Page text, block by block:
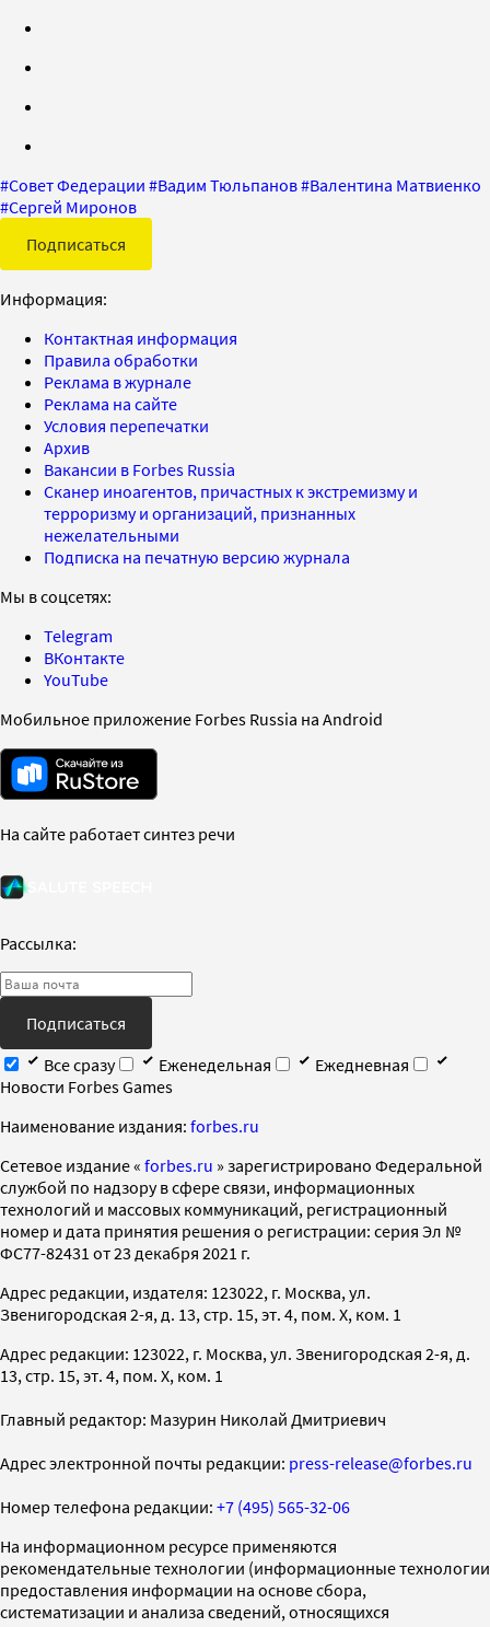
#Совет Федерации #Вадим Тюльпанов#Валентина Матвиенко
#Сергей Миронов
Подписаться
Информация:
Контактная информация
Правила обработки
Реклама в журнале
Реклама на сайте
Условия перепечатки
Архив
Вакансии в Forbes Russia
Сканер иноагентов, причастных к экстремизму и
терроризму и организаций, признанных
нежелательными
Подписка на печатную версию журнала
Мы в соцсетях:
Telegram
ВКонтакте
YouTube
Мобильное приложение Forbes Russia на Android
На сайте работает синтез речи
Рассылка:
Подписаться
Все сразу
Еженедельная
Ежедневная
Новости Forbes Games
Наименование издания: forbes.ru
Cетевое издание « forbes.ru » зарегистрировано Федеральной
службой по надзору в сфере связи, информационных
технологий и массовых коммуникаций, регистрационный
номер и дата принятия решения о регистрации: серия Эл №
ФС77-82431 от 23 декабря 2021 г.
Адрес редакции, издателя: 123022, г. Москва, ул.
Звенигородская 2-я, д. 13, стр. 15, эт. 4, пом. X, ком. 1
Адрес редакции: 123022, г. Москва, ул. Звенигородская 2-я, д.
13, стр. 15, эт. 4, пом. X, ком. 1
Главный редактор: Мазурин Николай Дмитриевич
Адрес электронной почты редакции: press-release@forbes.ru
Номер телефона редакции: +7 (495) 565-32-06
На информационном ресурсе применяются
рекомендательные технологии (информационные технологии
предоставления информации на основе сбора,
систематизации и анализа сведений, относящихся